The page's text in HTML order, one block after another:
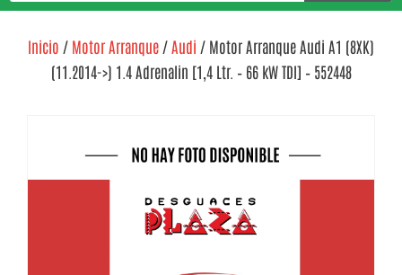
Inicio / Motor Arranque / Audi / Motor Arranque Audi A1 (8XK)
(11.2014->) 1.4 Adrenalin [1,4 Ltr. – 66 kW TDI] – 552448